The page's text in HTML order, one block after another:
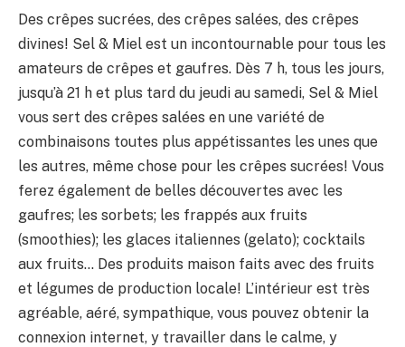
Des crêpes sucrées, des crêpes salées, des crêpes
divines! Sel & Miel est un incontournable pour tous les
amateurs de crêpes et gaufres. Dès 7 h, tous les jours,
jusqu’à 21 h et plus tard du jeudi au samedi, Sel & Miel
vous sert des crêpes salées en une variété de
combinaisons toutes plus appétissantes les unes que
les autres, même chose pour les crêpes sucrées! Vous
ferez également de belles découvertes avec les
gaufres; les sorbets; les frappés aux fruits
(smoothies); les glaces italiennes (gelato); cocktails
aux fruits… Des produits maison faits avec des fruits
et légumes de production locale! L’intérieur est très
agréable, aéré, sympathique, vous pouvez obtenir la
connexion internet, y travailler dans le calme, y